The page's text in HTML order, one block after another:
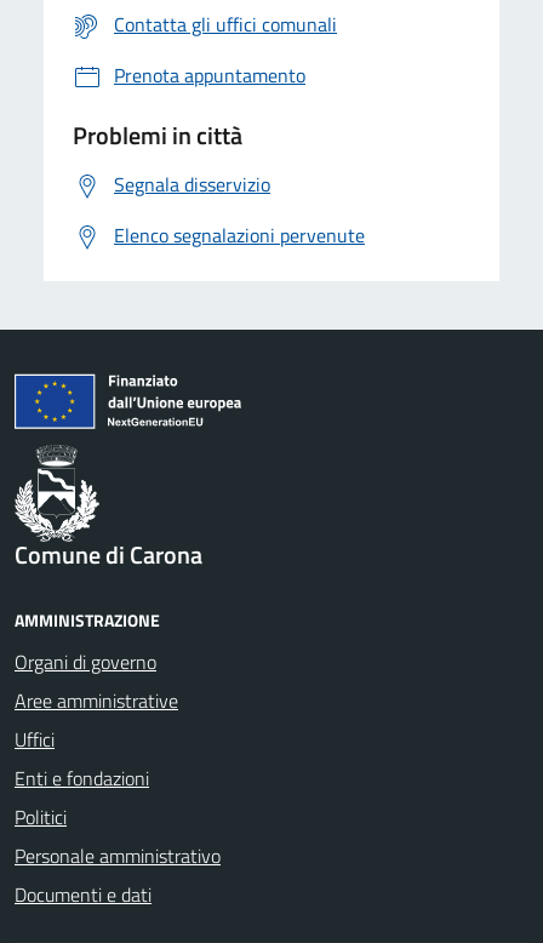
Contatta gli uffici comunali
Prenota appuntamento
Problemi in città
Segnala disservizio
Elenco segnalazioni pervenute
Comune di Carona
AMMINISTRAZIONE
Organi di governo
Aree amministrative
Uffici
Enti e fondazioni
Politici
Personale amministrativo
Documenti e dati